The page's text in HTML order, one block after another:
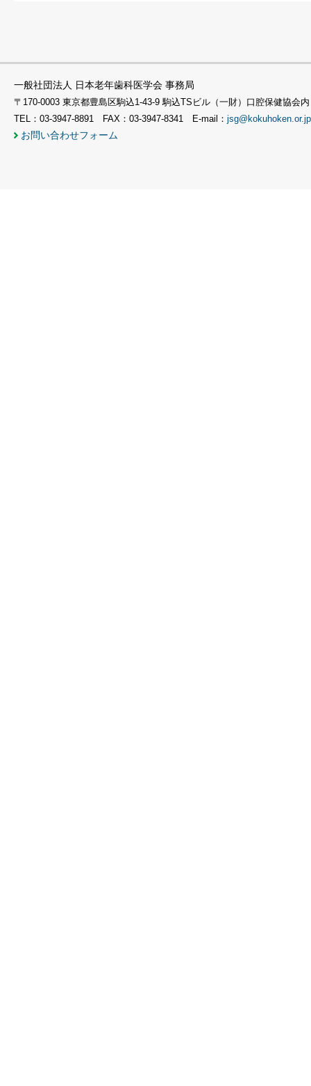
一般社団法人 日本老年歯科医学会 事務局
〒170-0003 東京都豊島区駒込1-43-9 駒込TSビル（一財）口腔保健協会内
TEL：03-3947-8891 FAX：03-3947-8341 E-mail： jsg@kokuhoken.or.jp
お問い合わせフォーム